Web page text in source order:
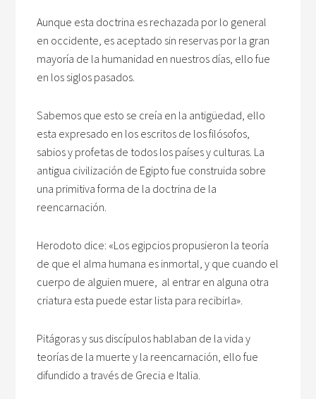
Aunque esta doctrina es rechazada por lo general
en occidente, es aceptado sin reservas por la gran
mayoría de la humanidad en nuestros días, ello fue
en los siglos pasados.
Sabemos que esto se creía en la antigüedad, ello
esta expresado en los escritos de los filósofos,
sabios y profetas de todos los países y culturas. La
antigua civilización de Egipto fue construida sobre
una primitiva forma de la doctrina de la
reencarnación.
Herodoto dice: «Los egipcios propusieron la teoría
de que el alma humana es inmortal, y que cuando el
cuerpo de alguien muere, al entrar en alguna otra
criatura esta puede estar lista para recibirla».
Pitágoras y sus discípulos hablaban de la vida y
teorías de la muerte y la reencarnación, ello fue
difundido a través de Grecia e Italia.